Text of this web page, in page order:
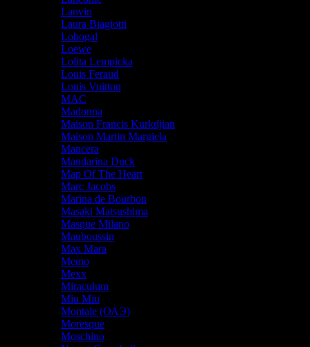
Lanvin
Laura Biagiotti
Lobogal
Loewe
Lolita Lempicka
Louis Feraud
Louis Vuitton
MAC
Madonna
Maison Francis Kurkdjian
Maison Martin Margiela
Mancera
Mandarina Duck
Map Of The Heart
Marc Jacobs
Marina de Bourbon
Masaki Matsushima
Masque Milano
Mauboussin
Max Mara
Memo
Mexx
Miraculum
Miu Miu
Montale (ОАЭ)
Moresque
Moschino